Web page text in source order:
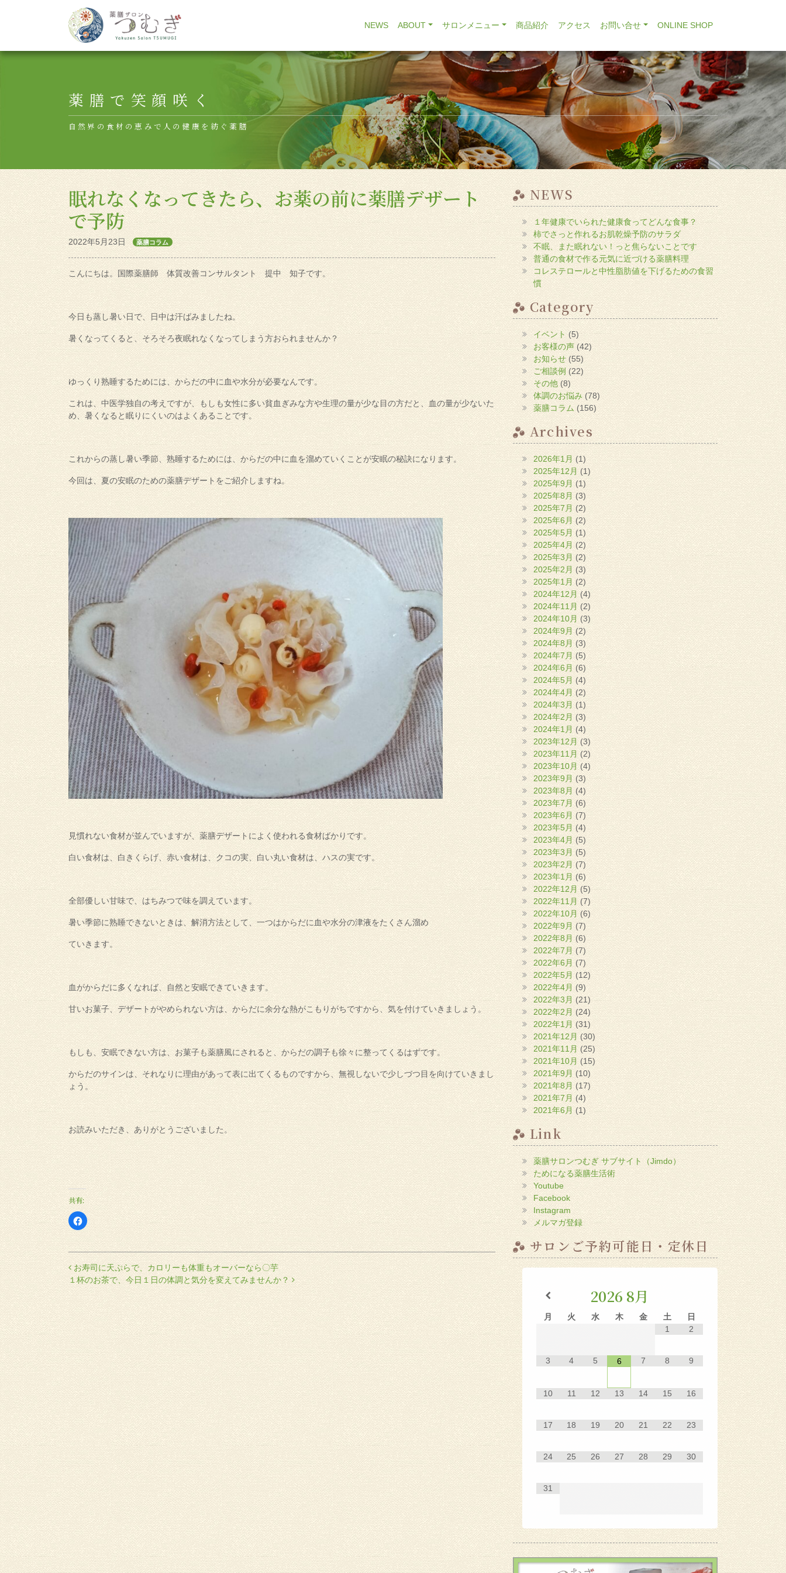
Main Navigation NEWS ABOUT サロンメニュー 商品紹介 アクセス お問い合せ ONLINE SHOP
薬膳で笑顔咲く
自然界の食材の恵みで人の健康を紡ぐ薬膳
眠れなくなってきたら、お薬の前に薬膳デザート
で予防
2022年5月23日 薬膳コラム
こんにちは。国際薬膳師 体質改善コンサルタント 提中 知子です。
今日も蒸し暑い日で、日中は汗ばみましたね。
暑くなってくると、そろそろ夜眠れなくなってしまう方おられませんか？
ゆっくり熟睡するためには、からだの中に血や水分が必要なんです。
これは、中医学独自の考えですが、もしも女性に多い貧血ぎみな方や生理の量が少な目の方だと、血の量が少ないた
め、暑くなると眠りにくいのはよくあることです。
これからの蒸し暑い季節、熟睡するためには、からだの中に血を溜めていくことが安眠の秘訣になります。
今回は、夏の安眠のための薬膳デザートをご紹介しますね。
見慣れない食材が並んでいますが、薬膳デザートによく使われる食材ばかりです。
白い食材は、白きくらげ、赤い食材は、クコの実、白い丸い食材は、ハスの実です。
全部優しい甘味で、はちみつで味を調えています。
暑い季節に熟睡できないときは、解消方法として、一つはからだに血や水分の津液をたくさん溜め
ていきます。
血がからだに多くなれば、自然と安眠できていきます。
甘いお菓子、デザートがやめられない方は、からだに余分な熱がこもりがちですから、気を付けていきましょう。
もしも、安眠できない方は、お菓子も薬膳風にされると、からだの調子も徐々に整ってくるはずです。
からだのサインは、それなりに理由があって表に出てくるものですから、無視しないで少しづつ目を向けていきまし
ょう。
お読みいただき、ありがとうございました。
共有:
Facebook
で
共
有
す
る
に
は
ク
リ
ッ
ク
し
て
だ
さ
い
(新
し
い
ウ
ィ
ン
ウ
で
開
き
ま
す)
投稿ナビゲーション
お寿司に天ぷらで、カロリーも体重もオーバーなら〇芋
１杯のお茶で、今日１日の体調と気分を変えてみませんか？
NEWS
１年健康でいられた健康食ってどんな食事？
柿でさっと作れるお肌乾燥予防のサラダ
不眠、また眠れない！っと焦らないことです
普通の食材で作る元気に近づける薬膳料理
コレステロールと中性脂肪値を下げるための食習
慣
Category
イベント(5)
お客様の声 (42)
お知らせ(55)
ご相談例 (22)
その他(8)
体調のお悩み(78)
薬膳コラム(156)
Archives
2026年1月 (1)
2025年12月 (1)
2025年9月 (1)
2025年8月 (3)
2025年7月 (2)
2025年6月(2)
2025年5月 (1)
2025年4月 (2)
2025年3月 (2)
2025年2月 (3)
2025年1月 (2)
2024年12月 (4)
2024年11月(2)
2024年10月(3)
2024年9月(2)
2024年8月 (3)
2024年7月 (5)
2024年6月(6)
2024年5月 (4)
2024年4月 (2)
2024年3月 (1)
2024年2月 (3)
2024年1月 (4)
2023年12月(3)
2023年11月(2)
2023年10月(4)
2023年9月(3)
2023年8月 (4)
2023年7月 (6)
2023年6月 (7)
2023年5月 (4)
2023年4月 (5)
2023年3月(5)
2023年2月 (7)
2023年1月(6)
2022年12月 (5)
2022年11月 (7)
2022年10月 (6)
2022年9月 (7)
2022年8月 (6)
2022年7月(7)
2022年6月(7)
2022年5月 (12)
2022年4月(9)
2022年3月(21)
2022年2月 (24)
2022年1月 (31)
2021年12月(30)
2021年11月(25)
2021年10月(15)
2021年9月(10)
2021年8月 (17)
2021年7月(4)
2021年6月(1)
Link
薬膳サロンつむぎ サブサイト（Jimdo）
ためになる薬膳生活術
Youtube
Facebook
Instagram
メルマガ登録
サロンご予約可能日・定休日
2026 8月
月 火 水 木 金 土
日
1
2
3 4 5 6 7 8 9
10 11 12 13 14 15 16
17 18 19 20 21 22 23
24 25 26 27 28 29 30
31